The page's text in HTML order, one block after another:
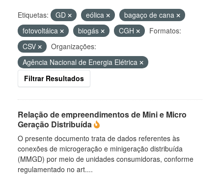
Etiquetas: GD eólica
bagaço de cana
fotovoltáica
biogás CGH
Formatos:
CSV
Organizações:
Agência Nacional de Energia Elétrica
Filtrar Resultados
Relação de empreendimentos de Mini e Micro
Geração Distribuída
O presente documento trata de dados referentes às
conexões de microgeração e minigeração distribuída
(MMGD) por meio de unidades consumidoras, conforme
regulamentado no art....